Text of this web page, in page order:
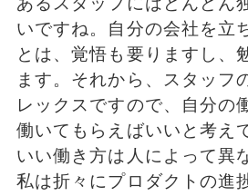
いですね。自分の会社を立
とは、覚悟も要りますし、
ます。それから、スタッフ
レックスですので、自分の
働いてもらえばいいと考え
いい働き方は人によって異
私は折々にプロダクトの進